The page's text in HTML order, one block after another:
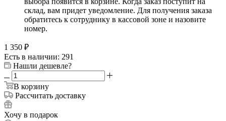
склад, вам придет уведомление. Для получения заказа
обратитесь к сотруднику в кассовой зоне и назовите
номер.
1 350 ₽
Есть в наличии: 291
Нашли дешевле?
В корзину
Рассчитать доставку
Хочу в подарок